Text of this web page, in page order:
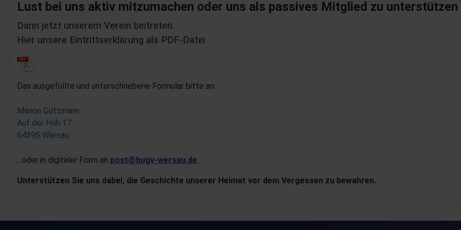
Lust bei uns aktiv mitzumachen oder uns als passives Mitglied zu unterstützen
Dann jetzt unserem Verein beitreten.
Hier unsere Eintrittserklärung als PDF-Datei
Das ausgefüllte und unterschriebene Formular bitte an:
Marion Göttmann
Auf der Höh 17
64395 Wersau
...oder in digitaler Form an post@hugv-wersau.de
Unterstützen Sie uns dabei, die Geschichte unserer Heimat vor dem Vergessen zu bewahren.